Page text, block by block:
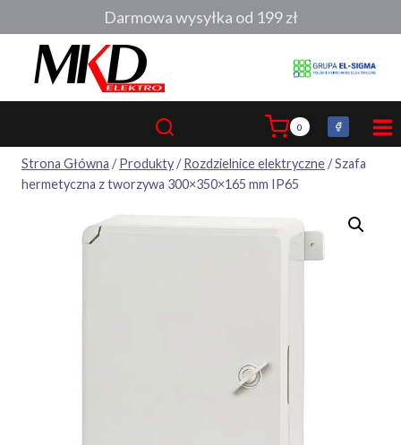
do
0
Strona Główna / Produkty/ Rozdzielnice elektryczne/Szafa
hermetyczna z tworzywa 300×350×165 mm IP65
Darmowa wysyłka od 199 zł